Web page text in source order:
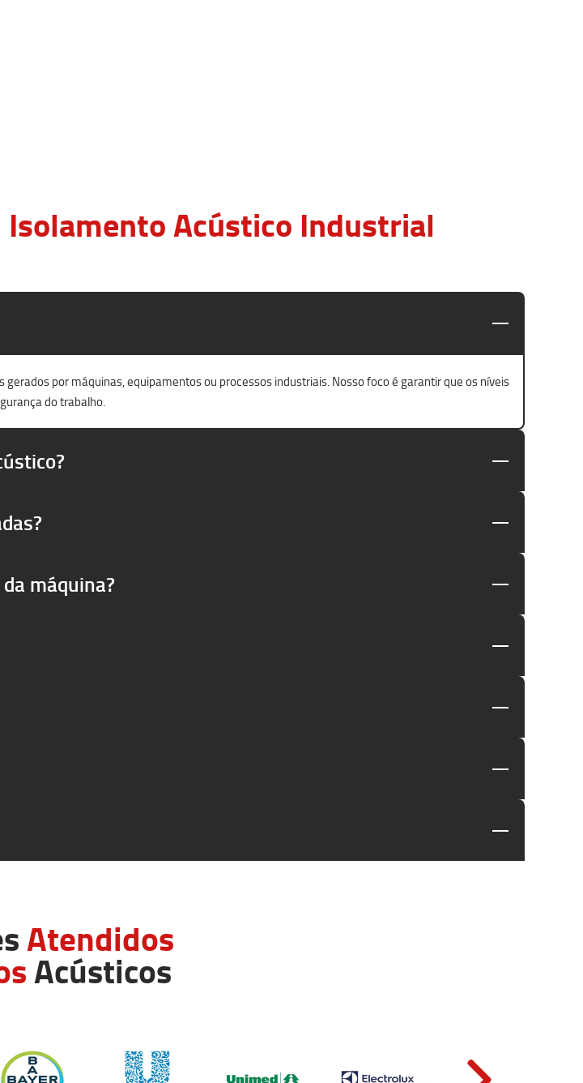
Acústico Industrial
por máquinas, equipamentos ou processos industriais. Nosso foco é garantir que os níveis
do trabalho.
máquina?
Atendidos
Acústicos